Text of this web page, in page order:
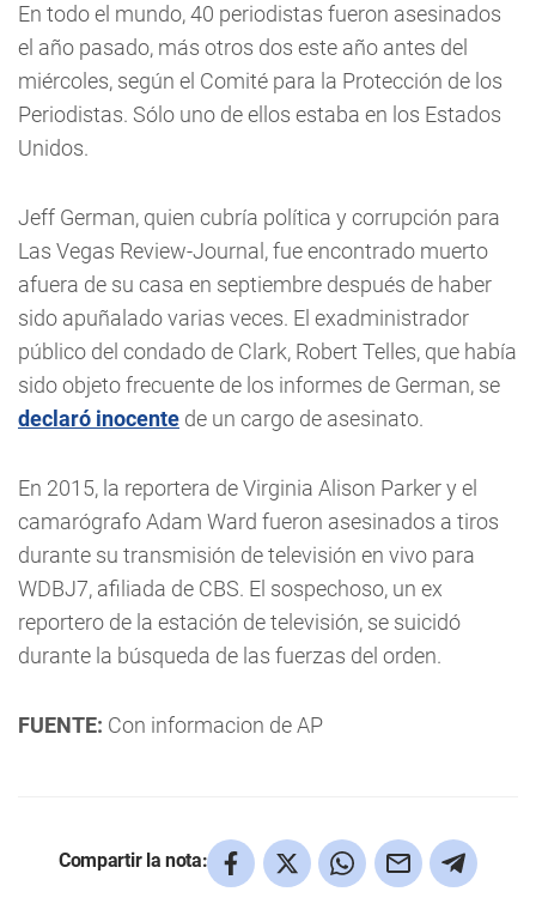
En todo el mundo, 40 periodistas fueron asesinados
el año pasado, más otros dos este año antes del
miércoles, según el Comité para la Protección de los
Periodistas. Sólo uno de ellos estaba en los Estados
Unidos.
Jeff German, quien cubría política y corrupción para
Las Vegas Review-Journal, fue encontrado muerto
afuera de su casa en septiembre después de haber
sido apuñalado varias veces. El exadministrador
público del condado de Clark, Robert Telles, que había
sido objeto frecuente de los informes de German, se
declaró inocente de un cargo de asesinato.
En 2015, la reportera de Virginia Alison Parker y el
camarógrafo Adam Ward fueron asesinados a tiros
durante su transmisión de televisión en vivo para
WDBJ7, afiliada de CBS. El sospechoso, un ex
reportero de la estación de televisión, se suicidó
durante la búsqueda de las fuerzas del orden.
FUENTE: Con informacion de AP
Compartir la nota: